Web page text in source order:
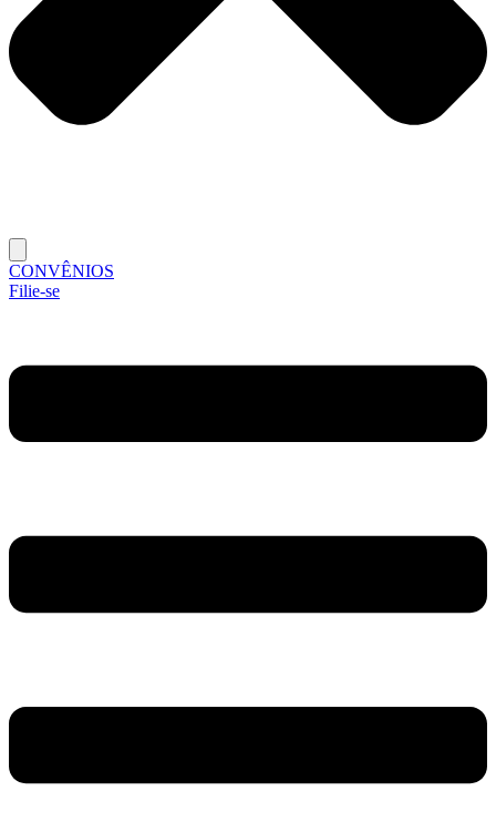
CONVÊNIOS
Filie-se